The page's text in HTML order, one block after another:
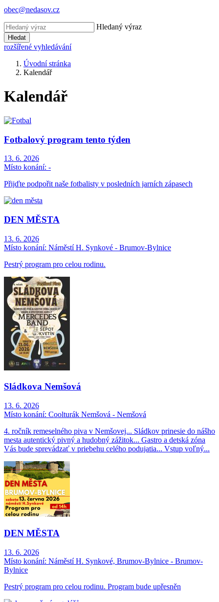
obec@nedasov.cz
Hledaný výraz
Hledat
rozšířené vyhledávání
Úvodní stránka
Kalendář
Kalendář
Fotbalový program tento týden
13. 6. 2026
Místo konání: -
Přijďte podpořit naše fotbalisty v posledních jarních zápasech
DEN MĚSTA
13. 6. 2026
Místo konání: Náměstí H. Synkové - Brumov-Bylnice
Pestrý program pro celou rodinu.
Sládkova Nemšová
13. 6. 2026
Místo konání: Coolturák Nemšová - Nemšová
4. ročník remeselného piva v Nemšovej... Sládkov prinesie do nášho
mesta autentický pivný a hudobný zážitok... Gastro a detská zóna
Vás bude sprevádzať v priebehu celého podujatia... Vstup voľný...
DEN MĚSTA
13. 6. 2026
Místo konání: Náměstí H. Synkové, Brumov-Bylnice - Brumov-
Bylnice
Pestrý program pro celou rodinu. Program bude upřesněn